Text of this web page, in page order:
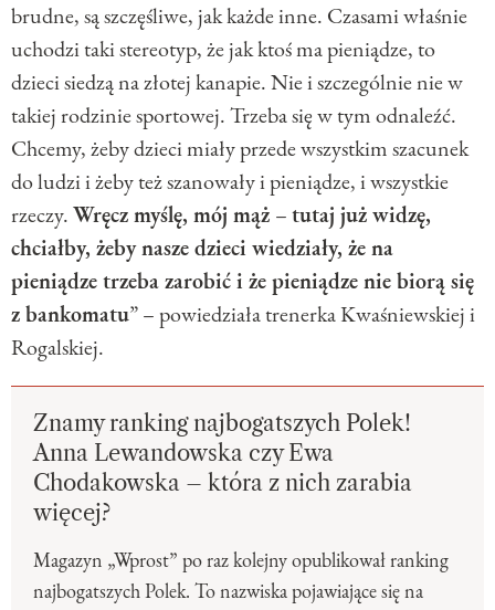
brudne, są szczęśliwe, jak każde inne. Czasami właśnie
uchodzi taki stereotyp, że jak ktoś ma pieniądze, to
dzieci siedzą na złotej kanapie. Nie i szczególnie nie w
takiej rodzinie sportowej. Trzeba się w tym odnaleźć.
Chcemy, żeby dzieci miały przede wszystkim szacunek
do ludzi i żeby też szanowały i pieniądze, i wszystkie
rzeczy.Wręcz myślę, mój mąż –tutaj już widzę,
chciałby, żeby nasze dzieci wiedziały, że na
pieniądze trzeba zarobić i że pieniądze nie biorą się
z bankomatu” – powiedziała trenerka Kwaśniewskiej i
Rogalskiej.
Znamy ranking najbogatszych Polek!
Anna Lewandowska czy Ewa
Chodakowska – która z nich zarabia
więcej?
Magazyn „Wprost” po raz kolejny opublikował ranking
najbogatszych Polek. To nazwiska pojawiające się na